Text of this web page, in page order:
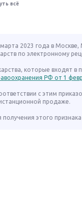
всё
2023 года в
по электронному
которые входят в
РФ от 1
с этим
продаже.
получения этого признака